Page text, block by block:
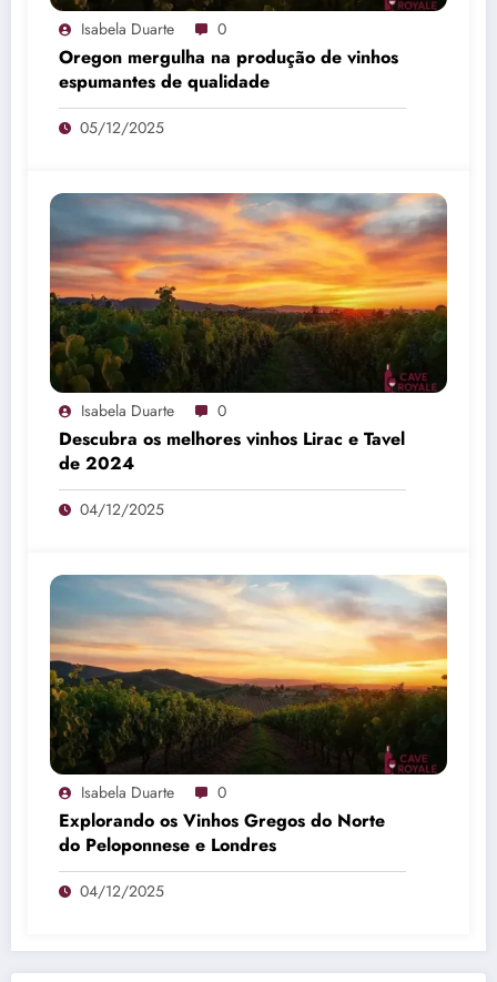
Isabela Duarte 0
Oregon mergulha na produção de vinhos
espumantes de qualidade
05/12/2025
Isabela Duarte 0
Descubra os melhores vinhos Lirac e Tavel
de 2024
04/12/2025
Isabela Duarte 0
Explorando os Vinhos Gregos do Norte
do Peloponnese e Londres
04/12/2025